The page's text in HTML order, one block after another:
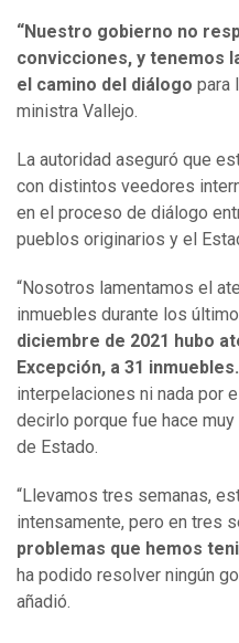
“Nuestro gobierno no
convicciones, y tenemos
el camino del diálogo para
ministra Vallejo.
La autoridad aseguró que
con distintos veedores
en el proceso de diálogo
pueblos originarios y el
“Nosotros lamentamos el
inmuebles durante los
diciembre de 2021 hubo
Excepción, a 31 inmuebles.
interpelaciones ni nada por
decirlo porque fue hace
de Estado.
“Llevamos tres semanas,
intensamente, pero en tres
problemas que hemos
ha podido resolver ningún
añadió.